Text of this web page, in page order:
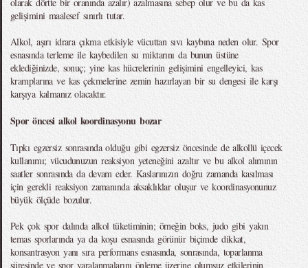
gelişimini maalesef sınırlı tutar.
Alkol, aşırı idrara çıkma etkisiyle vücuttan sıvı kaybına neden olur. Spor
esnasında terleme ile kaybedilen su miktarını da bunun üstüne
eklediğinizde, sonuç; yine kas hücrelerinin gelişimini engelleyici, kas
kramplarına ve kas çekmelerine zemin hazırlayan bir su dengesi ile karşı
karşıya kalmanız olacaktır.
Spor öncesi alkol koordinasyonu bozar
Tıpkı egzersiz sonrasında olduğu gibi egzersiz öncesinde de alkollü içecek
kullanımı; vücudunuzun reaksiyon yeteneğini azaltır ve bu alkol alımının
saatler sonrasında da devam eder. Kaslarınızın doğru zamanda kasılması
için gerekli reaksiyon zamanında aksaklıklar oluşur ve koordinasyonunuz
büyük ölçüde bozulur.
Pek çok spor dalında alkol tüketiminin; örneğin boks, judo gibi yakın
temas sporlarında ya da koşu esnasında görünür biçimde dikkat,
konsantrasyon yanı sıra performans esnasında, sonrasında, toparlanma
süresinde ve spor yaralanmalarını önleme üzerine olumsuz etkilerinin